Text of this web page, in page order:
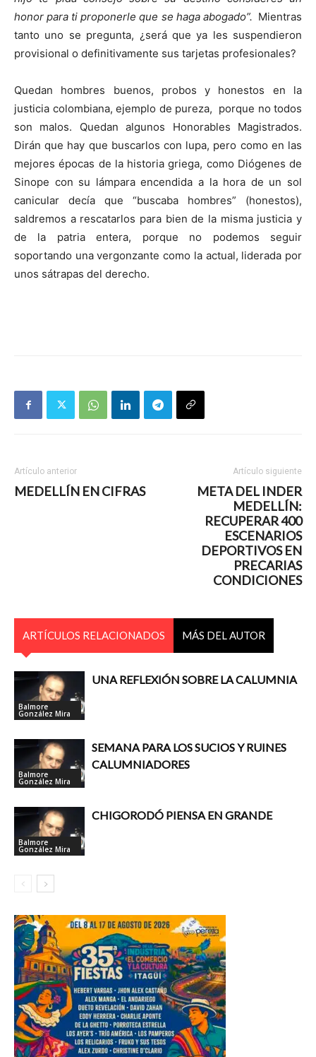
honor para ti proponerle que se haga abogado”. Mientras
tanto uno se pregunta, ¿será que ya les suspendieron
provisional o definitivamente sus tarjetas profesionales?
Quedan hombres buenos, probos y honestos en la
justicia colombiana, ejemplo de pureza, porque no todos
son malos. Quedan algunos Honorables Magistrados.
Dirán que hay que buscarlos con lupa, pero como en las
mejores épocas de la historia griega, como Diógenes de
Sinope con su lámpara encendida a la hora de un sol
canicular decía que “buscaba hombres” (honestos),
saldremos a rescatarlos para bien de la misma justicia y
de la patria entera, porque no podemos seguir
soportando una vergonzante como la actual, liderada por
unos sátrapas del derecho.
Artículo anterior
MEDELLÍN EN CIFRAS
Artículo siguiente
META DEL INDER
MEDELLÍN:
RECUPERAR 400
ESCENARIOS
DEPORTIVOS EN
PRECARIAS
CONDICIONES
ARTÍCULOS RELACIONADOS MÁS DEL AUTOR
Balmore
González Mira
UNA REFLEXIÓN SOBRE LA CALUMNIA
Balmore
González Mira
SEMANA PARA LOS SUCIOS Y RUINES
CALUMNIADORES
Balmore
González Mira
CHIGORODÓ PIENSA EN GRANDE